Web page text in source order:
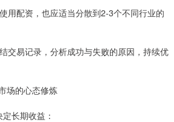
用配资，也应适当分散到2-3个不同行业的
交易记录，分析成功与失败的原因，持续优
场的心态修炼
长期收益：